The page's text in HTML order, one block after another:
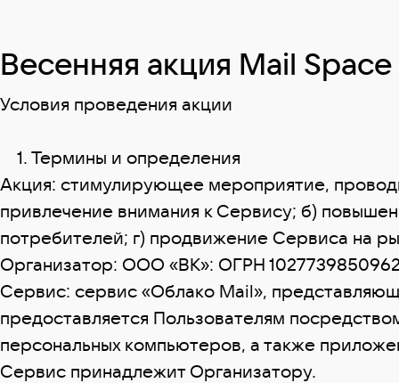
Весенняя акция Mail Space
Условия проведения акции
1. Термины и определения
Акция: стимулирующее мероприятие,
привлечение внимания к Сервису; б)
потребителей; г) продвижение Сервиса на
Организатор: ООО «ВК»: ОГРН
Сервис: сервис «Облако Mail»,
предоставляется Пользователям
персональных компьютеров, а также
Сервис принадлежит Организатору.